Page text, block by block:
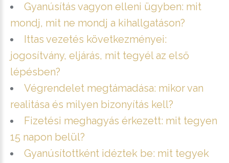
Gyanúsítás vagyon elleni ügyben: mit
mondj, mit ne mondj a kihallgatáson?
Ittas vezetés következményei:
jogosítvány, eljárás, mit tegyél az első
lépésben?
Végrendelet megtámadása: mikor van
realitása és milyen bizonyítás kell?
Fizetési meghagyás érkezett: mit tegyen
15 napon belül?
Gyanúsítottként idéztek be: mit tegyek